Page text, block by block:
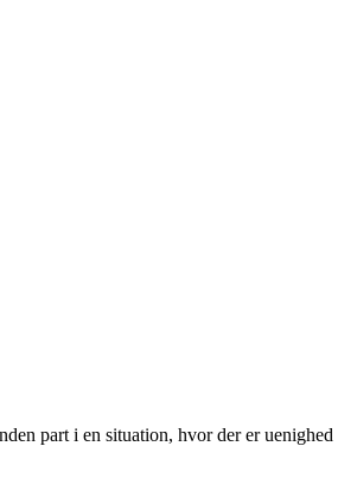
part i en situation, hvor der er uenighed